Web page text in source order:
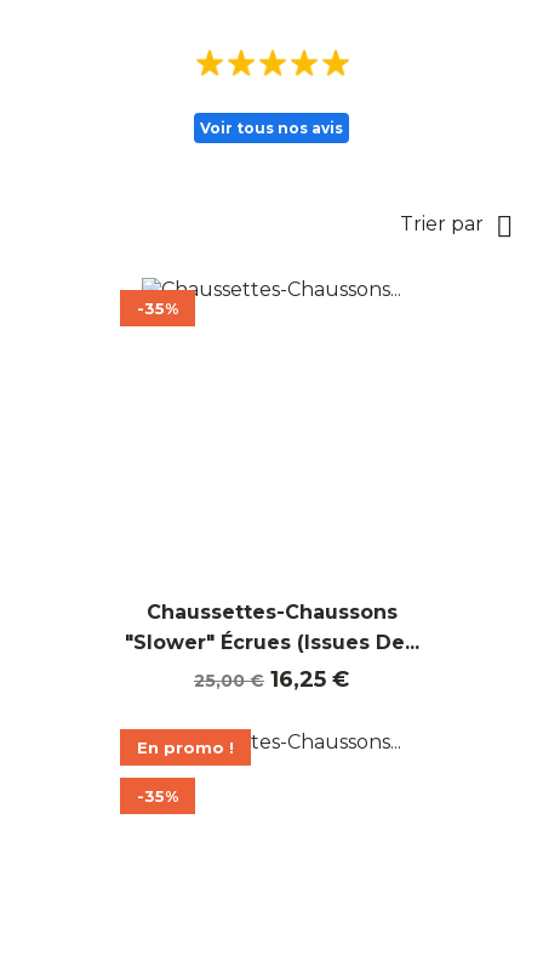
Voir tous nos avis
Trier par 
Chaussettes-Chaussons
"Slower" Écrues (Issues De...
Prix
base
25,00 € Prix
16,25 €
-35%
En promo !
-35%